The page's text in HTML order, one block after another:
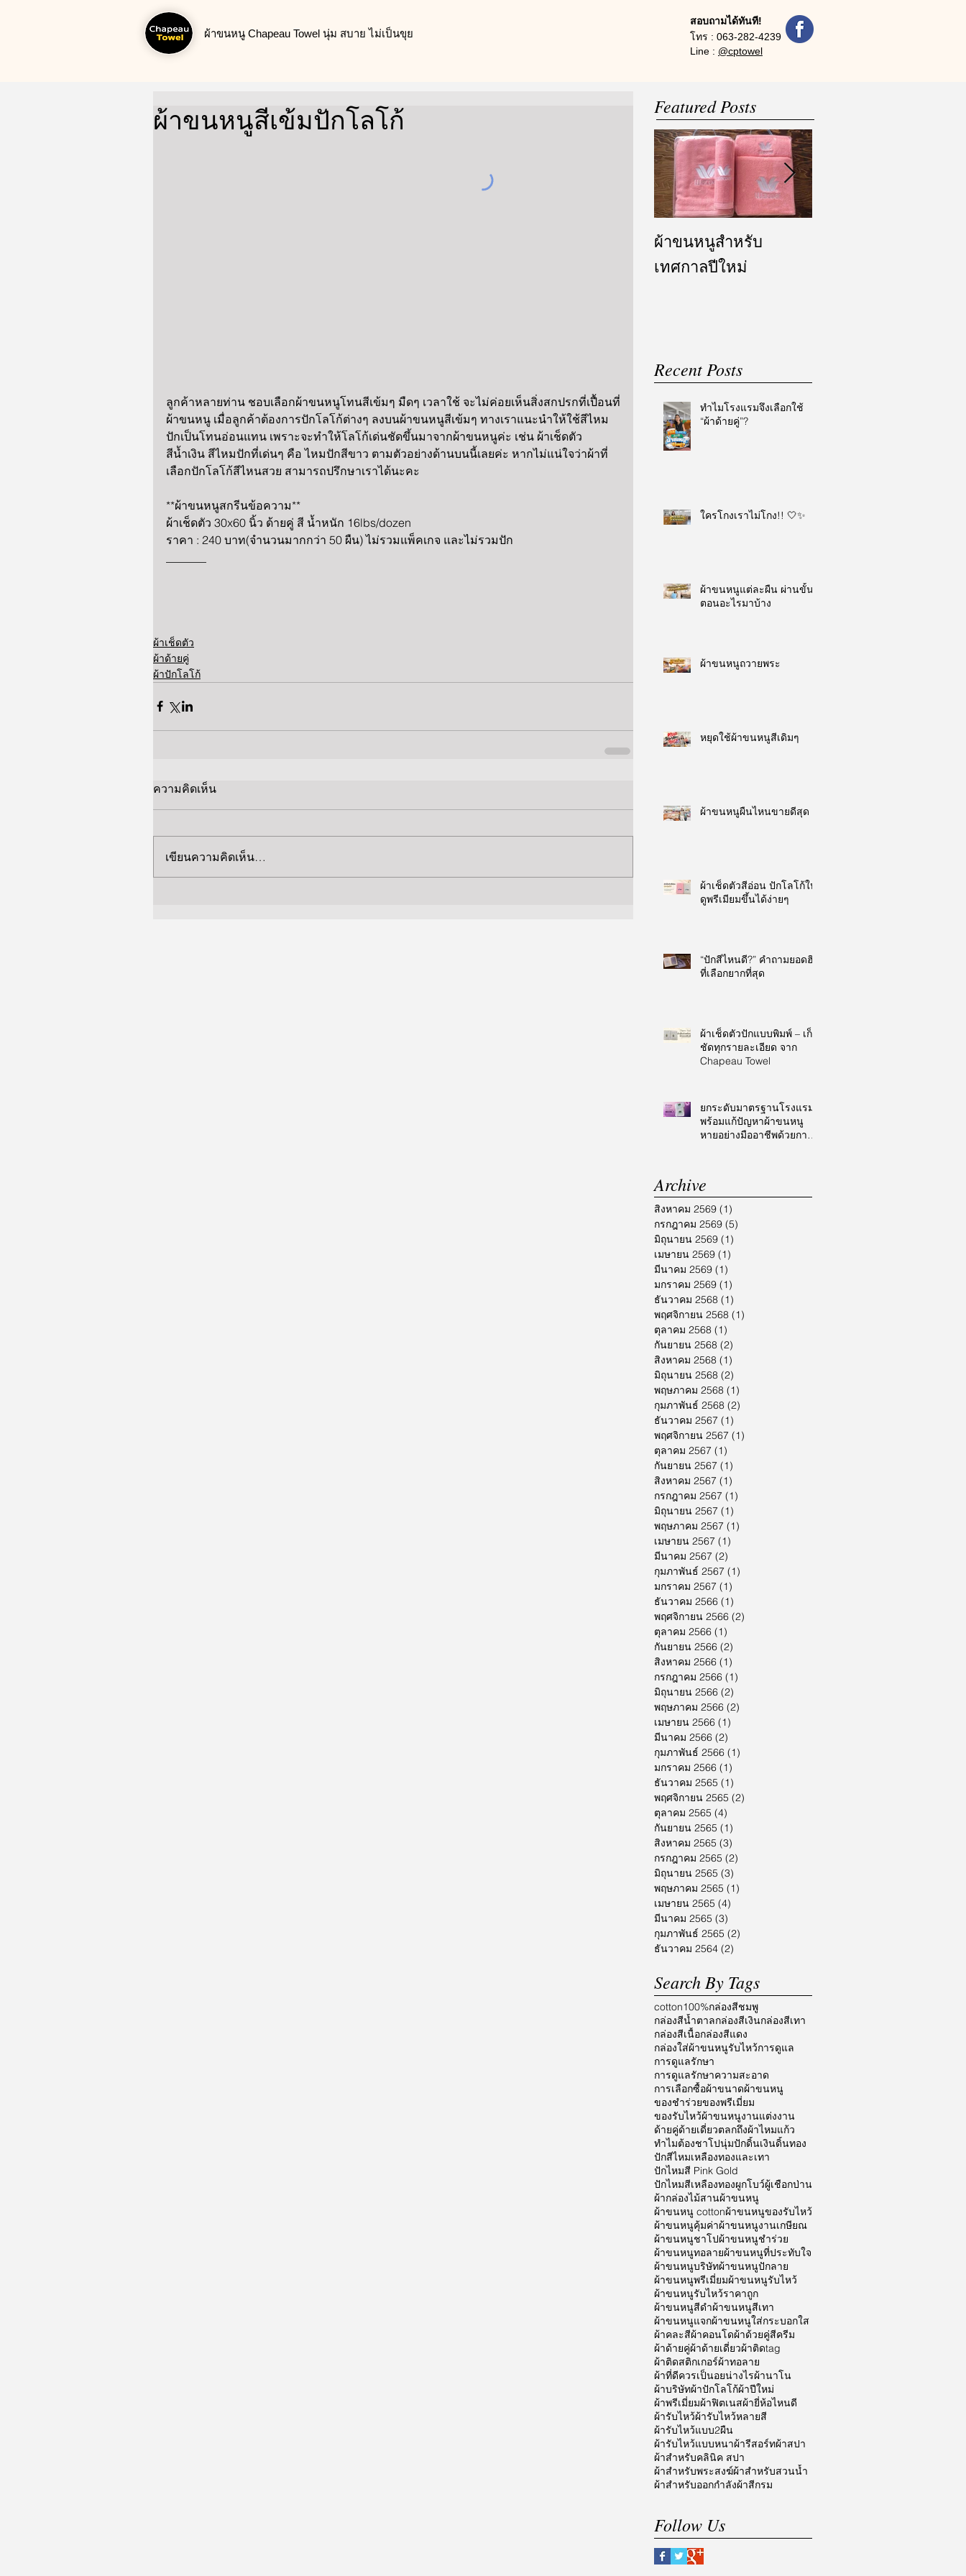
ผ้าขนหนู Chapeau Towel นุ่ม สบาย ไม่เป็นขุย
สอบถามได้ทันที!
โทร : 063-282-4239
Line : @cptowel
ผ้าขนหนูสีเข้มปักโลโก้
ลูกค้าหลายท่าน ชอบเลือกผ้าขนหนูโทนสีเข้มๆ มืดๆ เวลาใช้ จะไม่ค่อยเห็นสิ่งสกปรกที่เปื้อนที่
ผ้าขนหนู เมื่อลูกค้าต้องการปักโลโก้ต่างๆ ลงบนผ้าขนหนูสีเข้มๆ ทางเราแนะนำให้ใช้สีไหม
ปักเป็นโทนอ่อนแทน เพราะจะทำให้โลโก้เด่นชัดขึ้นมาจากผ้าขนหนูค่ะ เช่น ผ้าเช็ดตัว
สีน้ำเงิน สีไหมปักที่เด่นๆ คือ ไหมปักสีขาว ตามตัวอย่างด้านบนนี้เลยค่ะ หากไม่แน่ใจว่าผ้าที่
เลือกปักโลโก้สีไหนสวย สามารถปรึกษาเราได้นะคะ
**ผ้าขนหนูสกรีนข้อความ**
ผ้าเช็ดตัว 30x60 นิ้ว ด้ายคู่ สี น้ำหนัก 16lbs/dozen
ราคา : 240 บาท(จำนวนมากกว่า 50 ผืน) ไม่รวมแพ็คเกจ และไม่รวมปัก
ผ้าเช็ดตัว
ผ้าด้ายคู่
ผ้าปักโลโก้
ความคิดเห็น
เขียนความคิดเห็น…
Featured Posts
ผ้าขนหนูสำหรับ
เทศกาลปีใหม่
Recent Posts
ทำไมโรงแรมจึงเลือกใช้
“ผ้าด้ายคู่”?
ใครโกงเราไม่โกง!! 🤍✨
ผ้าขนหนูแต่ละผืน ผ่านขั้น
ตอนอะไรมาบ้าง
ผ้าขนหนูถวายพระ
หยุดใช้ผ้าขนหนูสีเดิมๆ
ผ้าขนหนูผืนไหนขายดีสุด
ผ้าเช็ดตัวสีอ่อน ปักโลโก้ให้
ดูพรีเมียมขึ้นได้ง่ายๆ
“ปักสีไหนดี?” คำถามยอดฮิต
ที่เลือกยากที่สุด
ผ้าเช็ดตัวปักแบบพิมพ์ – เก็บ
ชัดทุกรายละเอียด จาก
Chapeau Towel
ยกระดับมาตรฐานโรงแรม
พร้อมแก้ปัญหาผ้าขนหนู
หายอย่างมืออาชีพด้วยการ
Archive
สิงหาคม 2569 (1)
กรกฎาคม 2569 (5)
มิถุนายน 2569 (1)
เมษายน 2569 (1)
มีนาคม 2569 (1)
มกราคม 2569 (1)
ธันวาคม 2568 (1)
พฤศจิกายน 2568 (1)
ตุลาคม 2568 (1)
กันยายน 2568 (2)
สิงหาคม 2568 (1)
มิถุนายน 2568 (2)
พฤษภาคม 2568 (1)
กุมภาพันธ์ 2568 (2)
ธันวาคม 2567 (1)
พฤศจิกายน 2567 (1)
ตุลาคม 2567 (1)
กันยายน 2567 (1)
สิงหาคม 2567 (1)
กรกฎาคม 2567 (1)
มิถุนายน 2567 (1)
พฤษภาคม 2567 (1)
เมษายน 2567 (1)
มีนาคม 2567 (2)
กุมภาพันธ์ 2567 (1)
มกราคม 2567 (1)
ธันวาคม 2566 (1)
พฤศจิกายน 2566 (2)
ตุลาคม 2566 (1)
กันยายน 2566 (2)
สิงหาคม 2566 (1)
กรกฎาคม 2566 (1)
มิถุนายน 2566 (2)
พฤษภาคม 2566 (2)
เมษายน 2566 (1)
มีนาคม 2566 (2)
กุมภาพันธ์ 2566 (1)
มกราคม 2566 (1)
ธันวาคม 2565 (1)
พฤศจิกายน 2565 (2)
ตุลาคม 2565 (4)
กันยายน 2565 (1)
สิงหาคม 2565 (3)
กรกฎาคม 2565 (2)
มิถุนายน 2565 (3)
พฤษภาคม 2565 (1)
เมษายน 2565 (4)
มีนาคม 2565 (3)
กุมภาพันธ์ 2565 (2)
ธันวาคม 2564 (2)
Search By Tags
cotton100%กล่องสีชมพู
กล่องสีน้ำตาลกล่องสีเงินกล่องสีเทา
กล่องสีเนื้อกล่องสีแดง
กล่องใส่ผ้าขนหนูรับไหว้การดูแล
การดูแลรักษา
การดูแลรักษาความสะอาด
การเลือกซื้อผ้าขนาดผ้าขนหนู
ของชำร่วยของพรีเมี่ยม
ของรับไหว้ผ้าขนหนูงานแต่งงาน
ด้ายคู่ด้ายเดี่ยวตลกถึงผ้าไหมแก้ว
ทำไมต้องชาโปนุ่มปักดิ้นเงินดิ้นทอง
ปักสีไหมเหลืองทองและเทา
ปักไหมสี Pink Gold
ปักไหมสีเหลืองทองผูกโบว์ผู้เชือกป่าน
ผ้ากล่องไม้สานผ้าขนหนู
ผ้าขนหนู cottonผ้าขนหนูของรับไหว้
ผ้าขนหนูคุ้มค่าผ้าขนหนูงานเกษียณ
ผ้าขนหนูชาโปผ้าขนหนูชำร่วย
ผ้าขนหนูทอลายผ้าขนหนูที่ประทับใจ
ผ้าขนหนูบริษัทผ้าขนหนูปักลาย
ผ้าขนหนูพรีเมี่ยมผ้าขนหนูรับไหว้
ผ้าขนหนูรับไหว้ราคาถูก
ผ้าขนหนูสีดำผ้าขนหนูสีเทา
ผ้าขนหนูแจกผ้าขนหนูใส่กระบอกใส
ผ้าคละสีผ้าคอนโดผ้าด้วยคู่สีครีม
ผ้าด้ายคู่ผ้าด้ายเดี่ยวผ้าติดtag
ผ้าติดสติกเกอร์ผ้าทอลาย
ผ้าที่ดีควรเป็นอยน่างไรผ้านาโน
ผ้าบริษัทผ้าปักโลโก้ผ้าปีใหม่
ผ้าพรีเมี่ยมผ้าฟิตเนสผ้ายี่ห้อไหนดี
ผ้ารับไหว้ผ้ารับไหว้หลายสี
ผ้ารับไหว้แบบ2ผืน
ผ้ารับไหว้แบบหนาผ้ารีสอร์ทผ้าสปา
ผ้าสำหรับคลินิค สปา
ผ้าสำหรับพระสงฆ์ผ้าสำหรับสวนน้ำ
ผ้าสำหรับออกกำลังผ้าสีกรม
Follow Us